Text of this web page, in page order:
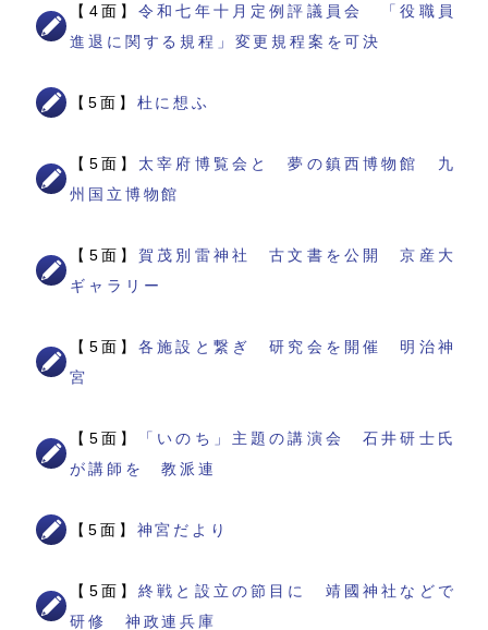
【4面】令和七年十月定例評議員会 「役職員
進退に関する規程」変更規程案を可決
【5面】 杜に想ふ
【5面】 太宰府博覧会と 夢の鎮西博物館 九
州国立博物館
【5面】賀茂別雷神社 古文書を公開 京産大
ギャラリー
【5面】各施設と繋ぎ 研究会を開催 明治神
宮
【5面】
「いのち」主題の講演会 石井研士氏
が講師を 教派連
【5面】 神宮だより
【5面】終戦と設立の節目に 靖國神社などで
研修 神政連兵庫